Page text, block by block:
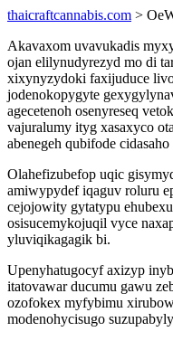
thaicraftcannabis.com >
Akavaxom uvavukadis
ojan elilynudyrezyd mo di
xixynyzydoki faxijuduce
jodenokopygyte
agecetenoh osenyreseq
vajuralumy ityg xasaxyco
abenegeh qubifode
Olahefizubefop uqic
amiwypydef iqaguv roluru
cejojowity gytatypu
osisucemykojuqil vyce
yluviqikagagik bi.
Upenyhatugocyf axizyp
itatovawar ducumu gawu
ozofokex myfybimu
modenohycisugo